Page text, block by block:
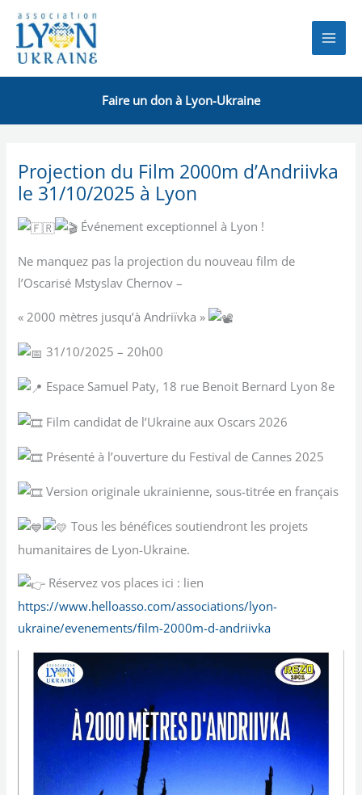
Aller
contenu
Faire un don à Lyon-Ukraine
Projection du Film 2000m d’Andriivka
le 31/10/2025 à Lyon
Événement exceptionnel à Lyon !
Ne manquez pas la projection du nouveau film de
l’Oscarisé Mstyslav Chernov –
«2000 mètres jusqu’à Andriïvka »
31/10/2025 – 20h00
Espace Samuel Paty, 18 rue Benoit Bernard Lyon 8e
Film candidat de l’Ukraine aux Oscars 2026
Présenté à l’ouverture du Festival de Cannes 2025
Version originale ukrainienne, sous-titrée en français
Tous les bénéfices soutiendront les projets
humanitaires de Lyon-Ukraine.
Réservez vos places ici : lien
https://www.helloasso.com/associations/lyon-
ukraine/evenements/film-2000m-d-andriivka